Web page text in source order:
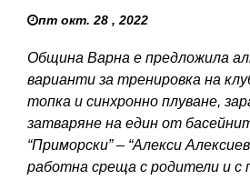
пт окт. 28 , 2022
Община Варна е предложила
варианти за тренировка на
топка и синхронно плуване,
затваряне на един от
“Приморски” – “Алекси
работна среща с родители и с